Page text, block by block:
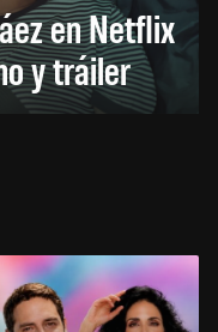
en Netflix
y tráiler